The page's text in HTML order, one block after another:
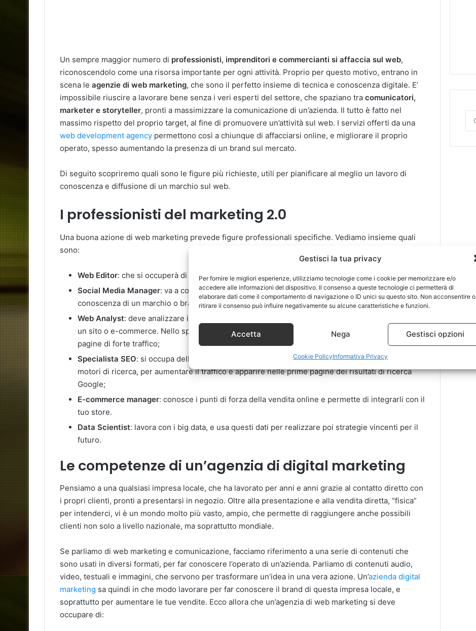
Gestisci la tua privacy
Per fornire le migliori esperienze, utilizziamo tecnologie come i cookie per memorizzare e/o
accedere alle informazioni del dispositivo. Il consenso a queste tecnologie ci permetterà di
elaborare dati come il comportamento di navigazione o ID unici su questo sito. Non acconsentire o
ritirare il consenso può influire negativamente su alcune caratteristiche e funzioni.
Accetta Nega Gestisci opzioni
Cookie PolicyInformativa Privacy
Un sempre maggior numero di professionisti, imprenditori e commercianti si affaccia sul web,
riconoscendolo come una risorsa importante per ogni attività. Proprio per questo motivo, entrano in
scena le agenzie di web marketing, che sono il perfetto insieme di tecnica e conoscenza digitale. E’
impossibile riuscire a lavorare bene senza i veri esperti del settore, che spaziano tra comunicatori,
marketer e storyteller, pronti a massimizzare la comunicazione di un’azienda. Il tutto è fatto nel
massimo rispetto del proprio target, al fine di promuovere un’attività sul web. I servizi offerti da una
web development agency permettono così a chiunque di affacciarsi online, e migliorare il proprio
operato, spesso aumentando la presenza di un brand sul mercato.
Di seguito scopriremo quali sono le figure più richieste, utili per pianificare al meglio un lavoro di
conoscenza e diffusione di un marchio sul web.
I professionisti del marketing 2.0
Una buona azione di web marketing prevede figure professionali specifiche. Vediamo insieme quali
sono:
Web Editor: che si occuperà di creare i contenuti per l’azienda;
Social Media Manager: va a condividere i contenuti sui social, in modo tale da diffondere la
conoscenza di un marchio o brand su diverse piattaforme;
Web Analyst: deve analizzare il traffico, e gli indici che sono relativi al regolare funzionamento di
un sito o e-commerce. Nello specifico controlla i visitatori, il tempo che trascorrono sul sito, e le
pagine di forte traffico;
Specialista SEO: si occupa dell’ottimizzazione della visibilità online, lavorando co l’algoritmo dei
motori di ricerca, per aumentare il traffico e apparire nelle prime pagine dei risultati di ricerca
Google;
E-commerce manager: conosce i punti di forza della vendita online e permette di integrarli con il
tuo store.
Data Scientist: lavora con i big data, e usa questi dati per realizzare poi strategie vincenti per il
futuro.
Le competenze di un’agenzia di digital marketing
Pensiamo a una qualsiasi impresa locale, che ha lavorato per anni e anni grazie al contatto diretto con
i propri clienti, pronti a presentarsi in negozio. Oltre alla presentazione e alla vendita diretta, “fisica”
per intenderci, vi è un mondo molto più vasto, ampio, che permette di raggiungere anche possibili
clienti non solo a livello nazionale, ma soprattutto mondiale.
Se parliamo di web marketing e comunicazione, facciamo riferimento a una serie di contenuti che
sono usati in diversi formati, per far conoscere l’operato di un’azienda. Parliamo di contenuti audio,
video, testuali e immagini, che servono per trasformare un’idea in una vera azione. Un’azienda digital
marketing sa quindi in che modo lavorare per far conoscere il brand di questa impresa locale, e
soprattutto per aumentare le tue vendite. Ecco allora che un’agenzia di web marketing si deve
occupare di: